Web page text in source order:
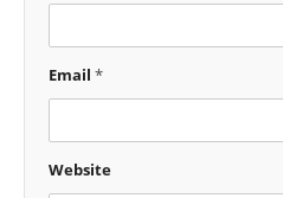
Email *
Website